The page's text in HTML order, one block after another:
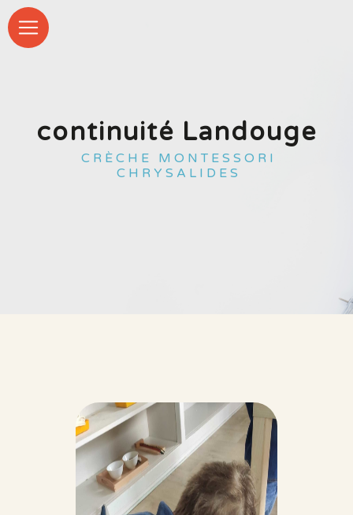
continuité Landouge
CRÈCHE MONTESSORI
CHRYSALIDES
Panneau de gestion des cookies